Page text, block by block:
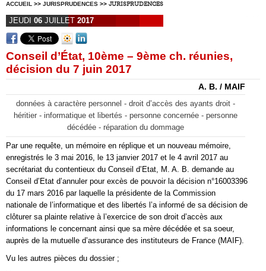
ACCUEIL >> JURISPRUDENCES >> JURISPRUDENCES
JEUDI 06 JUILLET 2017
Conseil d’État, 10ème – 9ème ch. réunies,
décision du 7 juin 2017
A. B. / MAIF
données à caractère personnel - droit d’accès des ayants droit -
héritier - informatique et libertés - personne concernée - personne
décédée - réparation du dommage
Par une requête, un mémoire en réplique et un nouveau mémoire,
enregistrés le 3 mai 2016, le 13 janvier 2017 et le 4 avril 2017 au
secrétariat du contentieux du Conseil d’Etat, M. A. B. demande au
Conseil d’Etat d’annuler pour excès de pouvoir la décision n°16003396
du 17 mars 2016 par laquelle la présidente de la Commission
nationale de l’informatique et des libertés l’a informé de sa décision de
clôturer sa plainte relative à l’exercice de son droit d’accès aux
informations le concernant ainsi que sa mère décédée et sa soeur,
auprès de la mutuelle d’assurance des instituteurs de France (MAIF).
Vu les autres pièces du dossier ;